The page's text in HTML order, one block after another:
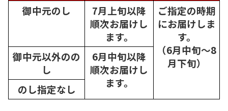
御中元のし
7月上旬以降
順次お届けし
ます。
ご指定の時期
にお届けしま
す。
（6月中旬～8
月下旬）
御中元以外のの
し
6月中旬以降
順次お届けし
ます。
のし指定なし